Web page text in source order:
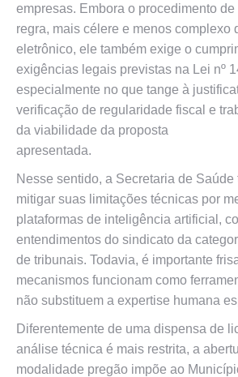
empresas. Embora o procedimento
regra, mais célere e menos complexo
eletrônico, ele também exige o
exigências legais previstas na Lei nº
especialmente no que tange à
verificação de regularidade fiscal e
da viabilidade da proposta
apresentada.
Nesse sentido, a Secretaria de Saúde
mitigar suas limitações técnicas por
plataformas de inteligência artificial,
entendimentos do sindicato da
de tribunais. Todavia, é importante
mecanismos funcionam como
não substituem a expertise humana
Diferentemente de uma dispensa de
análise técnica é mais restrita, a
modalidade pregão impõe ao